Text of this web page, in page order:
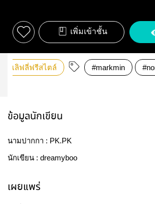
เพิ่มเข้าชั้น
เลิฟลี่ฟรีสไตล์ #markmin
ข้อมูลนักเขียน
นามปากกา : PK.PK
นักเขียน : dreamyboo
เผยแพร่